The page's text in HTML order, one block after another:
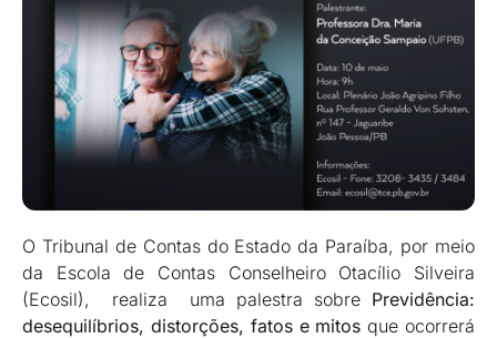
O Tribunal de Contas do Estado da Paraíba, por meio
da Escola de Contas Conselheiro Otacílio Silveira
(Ecosil), realiza uma palestra sobre Previdência:
desequilíbrios, distorções, fatos e mitos que ocorrerá